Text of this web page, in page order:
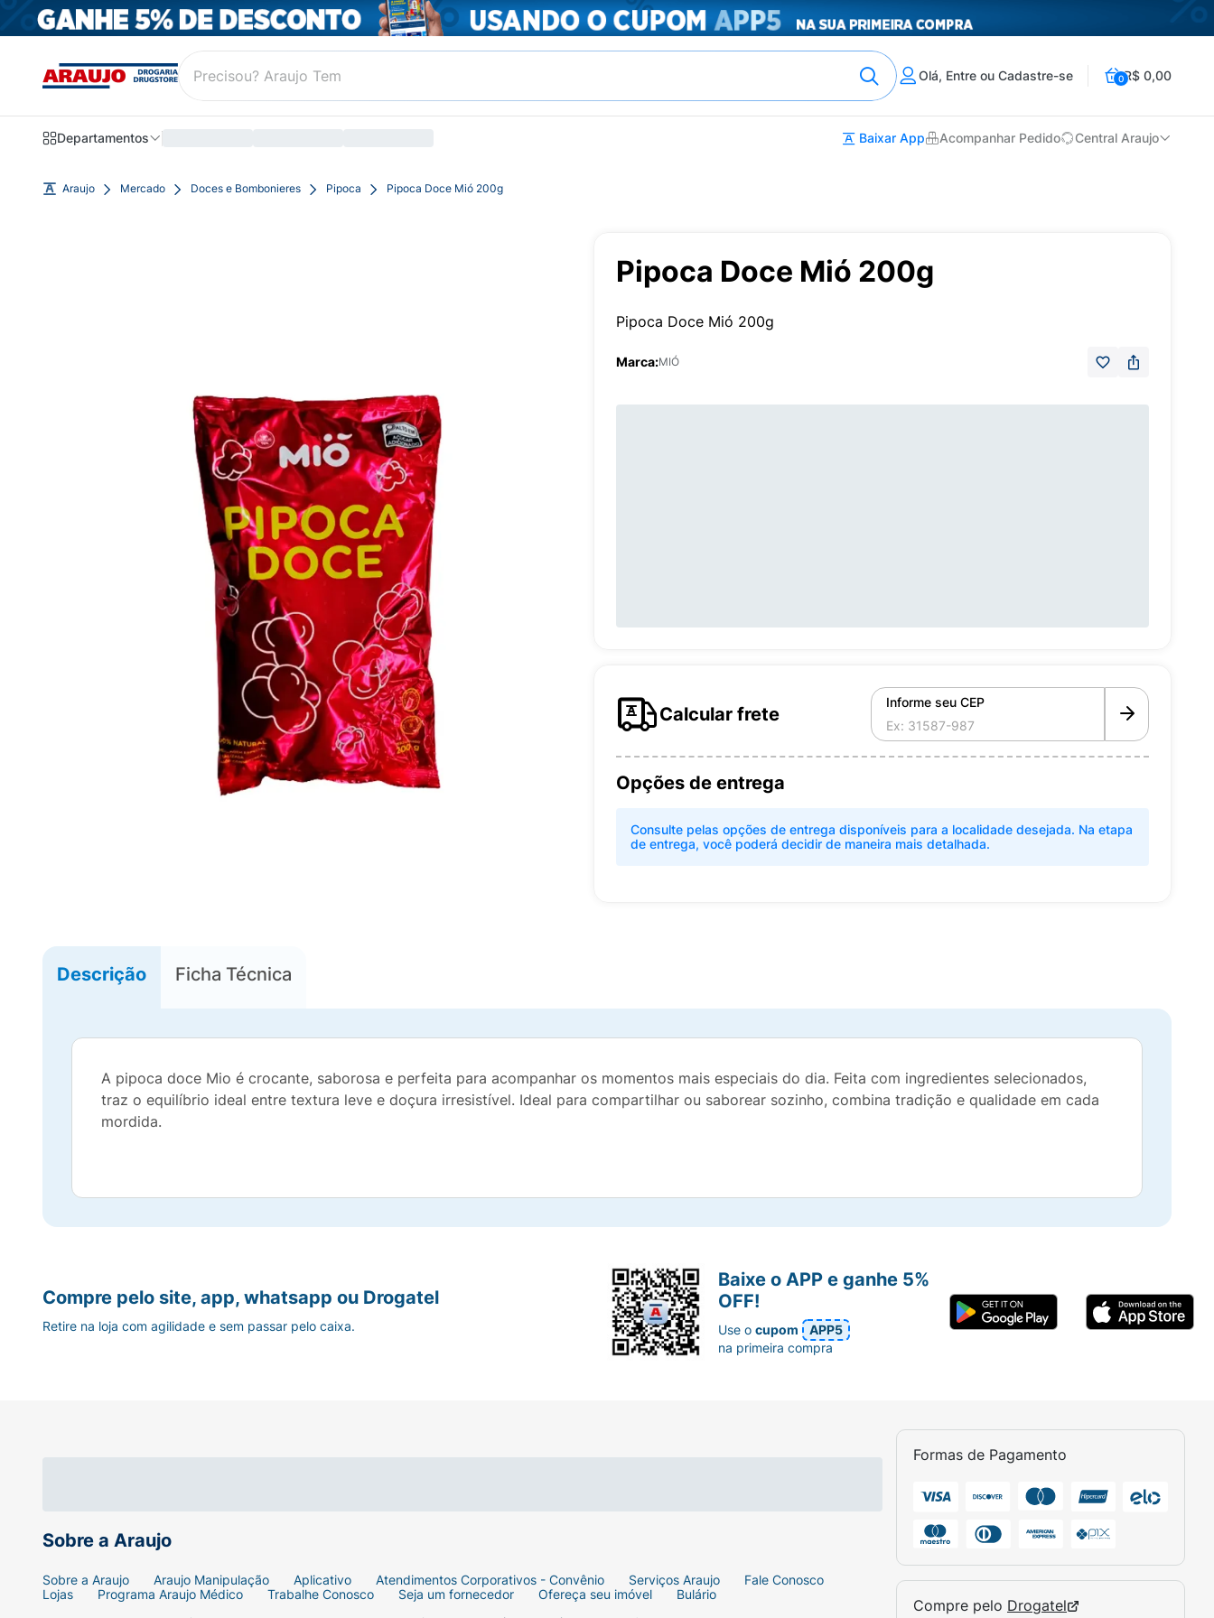
Olá, Entre ou Cadastre-se 0R$ 0,00
Departamentos Baixar App Acompanhar Pedido Central Araujo
Araujo Mercado Doces e Bombonieres Pipoca Pipoca Doce Mió 200g
Pipoca Doce Mió 200g
Pipoca Doce Mió 200g
Marca:MIÓ
Calcular frete
Informe seu CEP
Opções de entrega
Consulte pelas opções de entrega disponíveis para a localidade desejada. Na etapa
de entrega, você poderá decidir de maneira mais detalhada.
Descrição Ficha Técnica
A pipoca doce Mio é crocante, saborosa e perfeita para acompanhar os momentos mais especiais do dia. Feita com ingredientes selecionados,
traz o equilíbrio ideal entre textura leve e doçura irresistível. Ideal para compartilhar ou saborear sozinho, combina tradição e qualidade em cada
mordida.
Sobre a Araujo
Sobre a Araujo Araujo Manipulação Aplicativo Atendimentos Corporativos - Convênio Serviços Araujo
Fale Conosco
Lojas
Programa Araujo Médico Trabalhe Conosco Seja um fornecedor Ofereça seu imóvel Bulário
Formas de Pagamento
Compre pelo Drogatel
Compre pelo site, app, whatsapp ou Drogatel
Retire na loja com agilidade e sem passar pelo caixa.
Baixe o APP e ganhe 5%
OFF!
Use ocupom
APP5
na primeira compra